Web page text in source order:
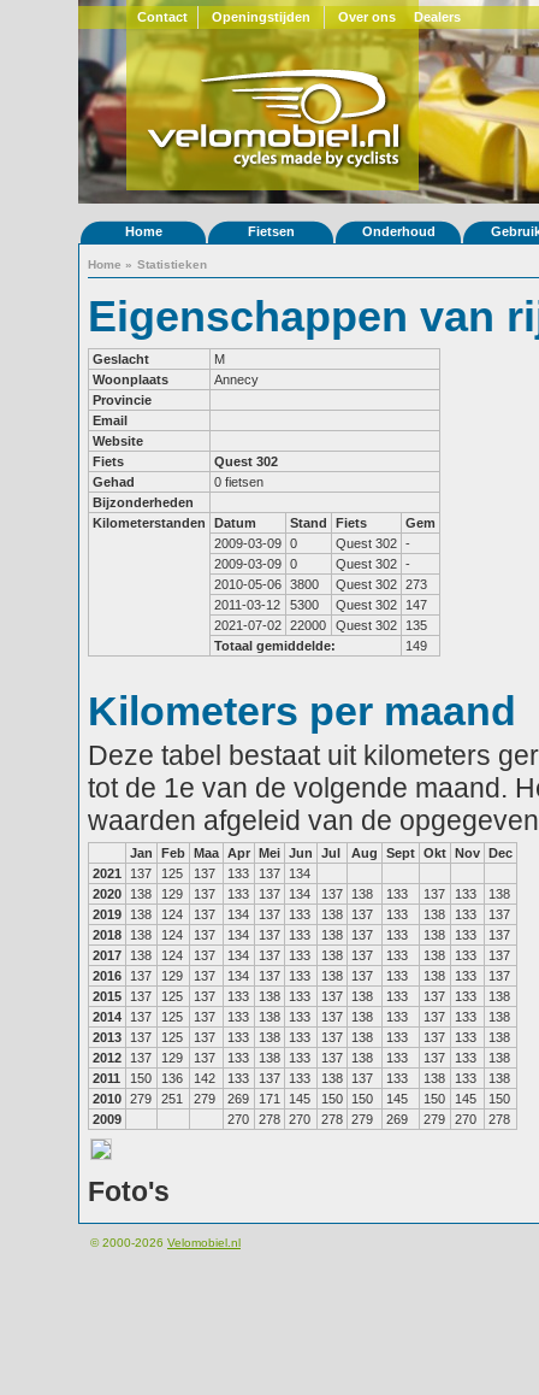
Contact Openingstijden Over ons Dealers
Home Fietsen Onderhoud
Home » Statistieken
Eigenschappen van
Geslacht
M
Woonplaats
Annecy
Provincie
Email
Website
Fiets
Quest 302
Gehad
0 fietsen
Bijzonderheden
Kilometerstanden
Datum Stand Fiets
Gem
2009-03-09 0 Quest 302 -
2009-03-09 0 Quest 302 -
2010-05-06 3800 Quest 302 273
2011-03-12
5300 Quest 302
147
2021-07-02 22000 Quest 302
135
Totaal gemiddelde:
149
Kilometers per maand
Deze tabel bestaat uit kilometers
tot de 1e van de volgende maand.
waarden afgeleid van de
Jan Feb Maa Apr Mei Jun Jul Aug Sept Okt Nov Dec
2021
137 125 137 133 137
134
2020
138 129 137 133 137 134 137 138 133 137 133
138
2019
138 124 137 134 137 133 138 137 133 138 133
137
2018
138 124 137 134 137 133 138 137 133 138 133
137
2017
138 124 137 134 137 133 138 137 133 138 133
137
2016
137 129 137 134 137 133 138 137 133 138 133
137
2015
137 125 137 133 138 133 137 138 133 137 133
138
2014
137 125 137 133 138 133 137 138 133 137 133
138
2013
137 125 137 133 138 133 137 138 133 137 133
138
2012
137 129 137 133 138 133 137 138 133 137 133
138
2011
150 136 142 133 137 133 138 137 133 138 133
138
2010 279 251 279 269 171 145 150 150 145 150 145
150
2009
270 278 270 278 279 269 279 270 278
Foto's
© 2000-2026 Velomobiel.nl